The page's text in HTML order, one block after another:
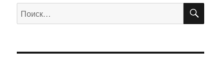
Искать: